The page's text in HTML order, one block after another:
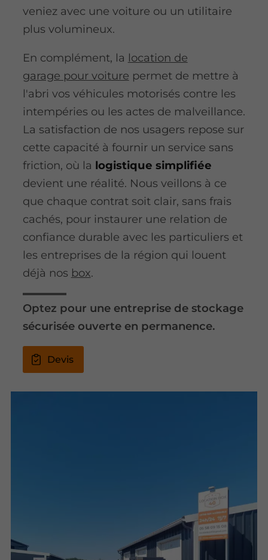
veniez avec une voiture ou un utilitaire
plus volumineux.
En complément, la location de
garage pour voiture permet de mettre à
l'abri vos véhicules motorisés contre les
intempéries ou les actes de malveillance.
La satisfaction de nos usagers repose sur
cette capacité à fournir un service sans
friction, où la logistique simplifiée
devient une réalité. Nous veillons à ce
que chaque contrat soit clair, sans frais
cachés, pour instaurer une relation de
confiance durable avec les particuliers et
les entreprises de la région qui louent
déjà nos box.
Optez pour une entreprise de stockage
sécurisée ouverte en permanence.
Devis